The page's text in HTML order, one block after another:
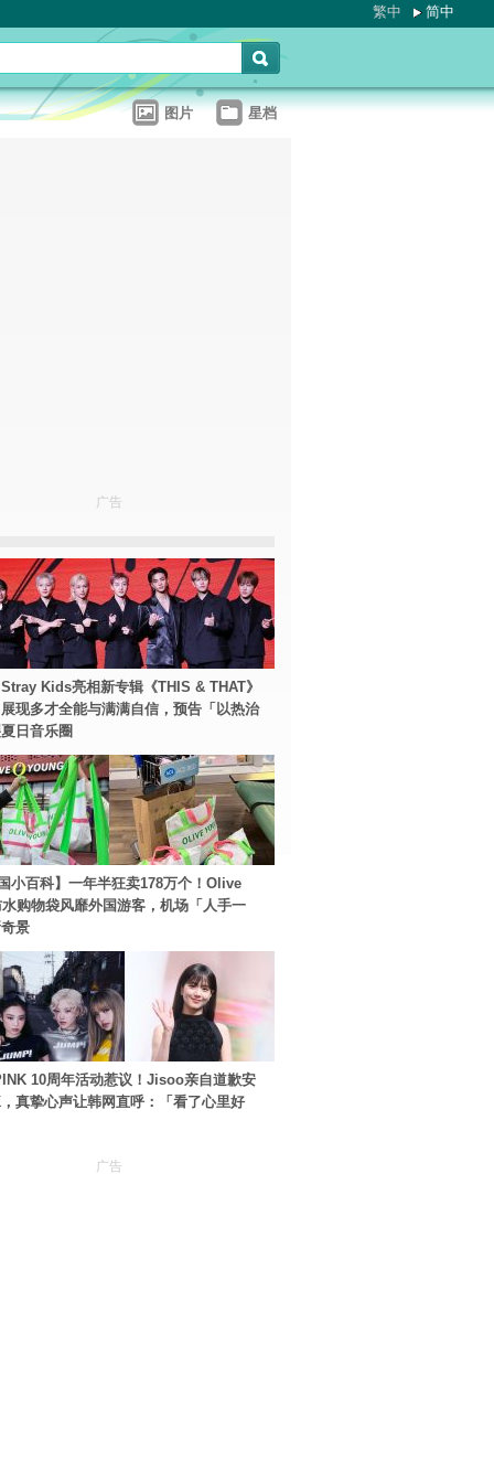
繁中 简中
图片 星档
广告
Kids亮相新专辑《THIS & THAT》
现多才全能与满满自信，预告「以热治
日音乐圈
小百科】一年半狂卖178万个！Olive
购物袋风靡外国游客，机场「人手一
景
10周年活动惹议！Jisoo亲自道歉安
真挚心声让韩网直呼：「看了心里好
广告